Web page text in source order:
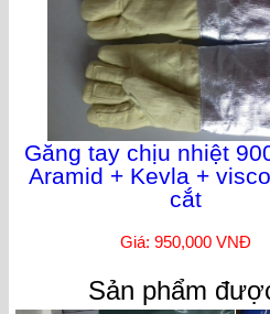
Găng tay chịu nhiệt
Aramid + Kevla +
cắt
Giá: 950,000 VNĐ
Sản phẩm